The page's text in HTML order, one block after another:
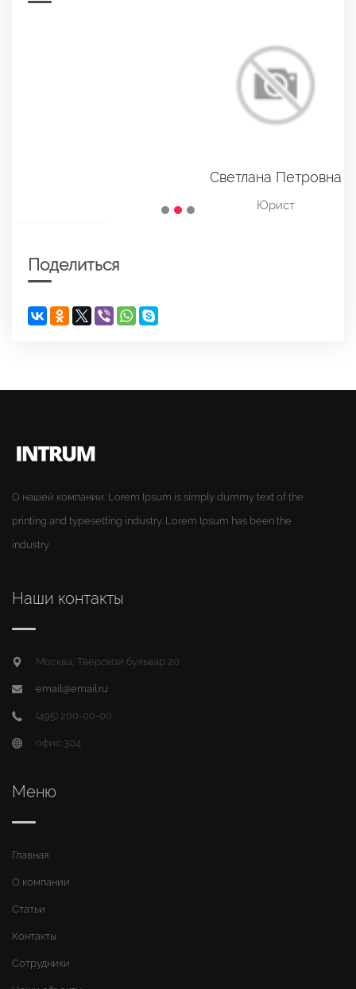
Светлана Петровна
Юрист
О нашей компании. Lorem Ipsum is simply dummy text of the
printing and typesetting industry. Lorem Ipsum has been the
Наши контакты
Москва, Тверской бульвар 20
email@email.ru
(495) 200-00-00
Меню
Главная
О компании
Статьи
Контакты